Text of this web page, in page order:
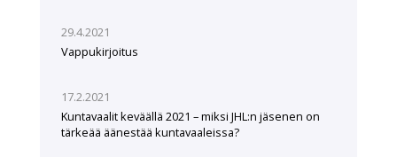
29.4.2021
Vappukirjoitus
17.2.2021
Kuntavaalit keväällä 2021 – miksi JHL:n jäsenen on
tärkeää äänestää kuntavaaleissa?